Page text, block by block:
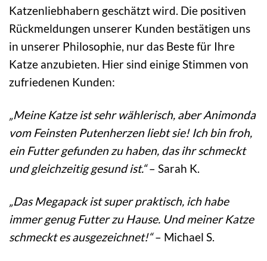
Katzenliebhabern geschätzt wird. Die positiven
Rückmeldungen unserer Kunden bestätigen uns
in unserer Philosophie, nur das Beste für Ihre
Katze anzubieten. Hier sind einige Stimmen von
zufriedenen Kunden:
„Meine Katze ist sehr wählerisch, aber Animonda
vom Feinsten Putenherzen liebt sie! Ich bin froh,
ein Futter gefunden zu haben, das ihr schmeckt
und gleichzeitig gesund ist.“– Sarah K.
„Das Megapack ist super praktisch, ich habe
immer genug Futter zu Hause. Und meiner Katze
schmeckt es ausgezeichnet!“– Michael S.